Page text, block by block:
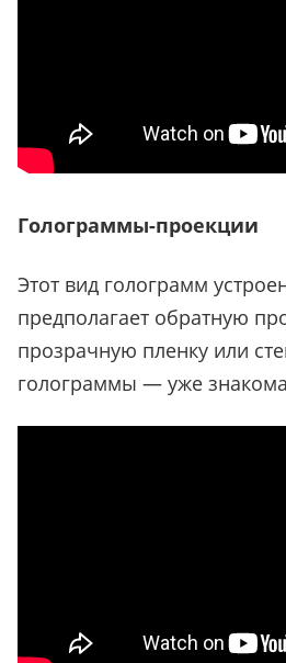
Голограммы-проекции
Этот вид голограмм
предполагает обратную
прозрачную пленку или
голограммы — уже